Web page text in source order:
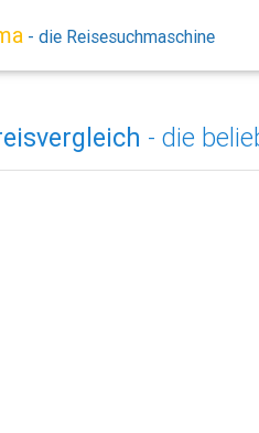
- die Reisesuchmaschine
- die